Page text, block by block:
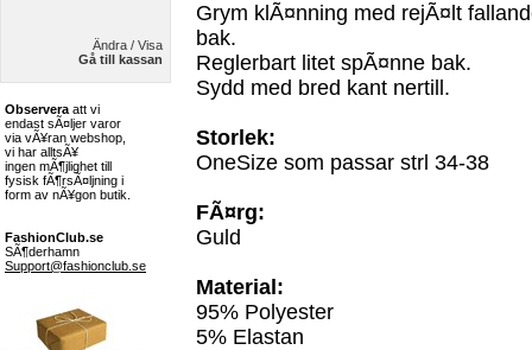
Grym klÃ¤nning med rejÃ¤lt
bak.
Reglerbart litet spÃ¤nne bak.
Sydd med bred kant nertill.
Storlek:
OneSize som passar strl 34-38
FÃ¤rg:
Guld
Material:
95% Polyester
5% Elastan
Ändra / Visa
Gå till kassan
Observera att vi
endast sÃ¤ljer varor
via vÃ¥ran webshop,
vi har alltsÃ¥
ingen mÃ¶jlighet till
fysisk fÃ¶rsÃ¤ljning i
form av nÃ¥gon butik.
FashionClub.se
SÃ¶derhamn
Support@fashionclub.se